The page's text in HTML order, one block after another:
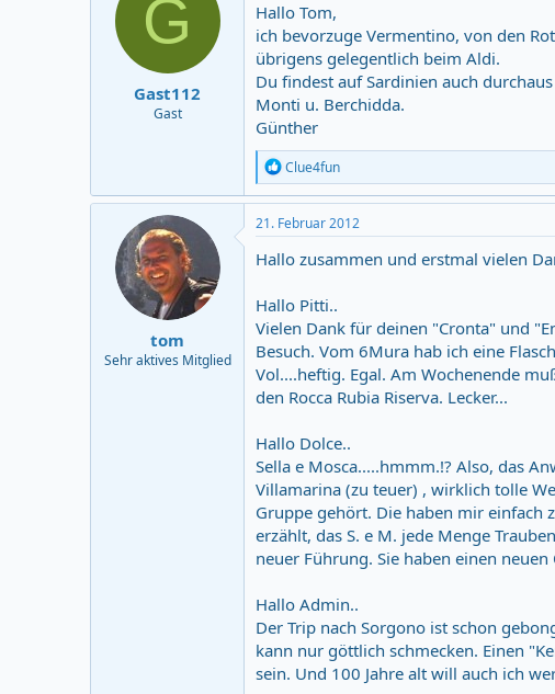
G
Gast112
Gast
Hallo Tom,
ich bevorzuge Vermentino, von den
übrigens gelegentlich beim Aldi.
Du findest auf Sardinien auch
Monti u. Berchidda.
Günther
R
e
a
c
t
o
s
:
Clue4fun
tom
Sehr aktives Mitglied
21. Februar 2012
Hallo zusammen und erstmal vielen
Hallo Pitti..
Vielen Dank für deinen "Cronta" und
Besuch. Vom 6Mura hab ich eine
Vol....heftig. Egal. Am Wochenende
den Rocca Rubia Riserva. Lecker...
Hallo Dolce..
Sella e Mosca.....hmmm.!? Also, das
Villamarina (zu teuer) , wirklich tolle
Gruppe gehört. Die haben mir einfach
erzählt, das S. e M. jede Menge
neuer Führung. Sie haben einen
Hallo Admin..
Der Trip nach Sorgono ist schon
kann nur göttlich schmecken. Einen
sein. Und 100 Jahre alt will auch ich